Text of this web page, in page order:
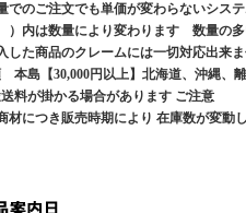
でのご注文でも単価が変わらないシス
内は数量により変わります 数量の多
した商品のクレームには一切対応出来
本島【30,000円以上】北海道、沖縄
送料が掛かる場合があります ご注意
材につき販売時期により 在庫数が変動